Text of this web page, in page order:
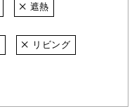
遮熱
リビング